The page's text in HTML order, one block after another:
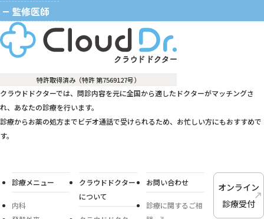
監修医師
特許取得済み（特許 第7569127号）
クラウドドクターでは、問診内容を元に全国から適したドクターがマッチングさ
れ、あなたの診療を行います。
診療からお薬の処方までビデオ通話で受けられるため、お忙しい方にもおすすめで
す。
診療メニュー
内科
クラウドドクター
について
お問い合わせ
診療に関するご相
オンライン
診療受付